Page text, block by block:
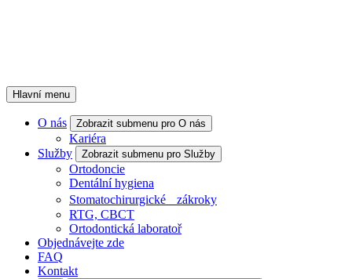
Hlavní menu
O nás Zobrazit submenu pro O nás
Kariéra
Služby
Zobrazit submenu pro Služby
Ortodoncie
Dentální hygiena
Stomatochirurgické zákroky
RTG, CBCT
Ortodontická laboratoř
Objednávejte zde
FAQ
Kontakt